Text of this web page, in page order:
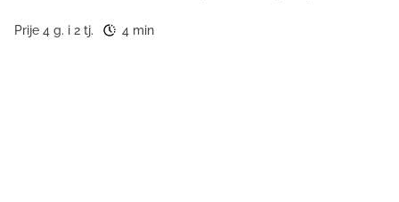
Prije 4 g. i 2 tj. 4 min